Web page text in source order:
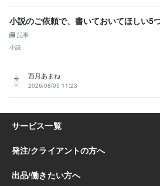
小説のご依頼で、書いておいてほしい5
記事
小説
西月あまね
2026/08/05 11:23